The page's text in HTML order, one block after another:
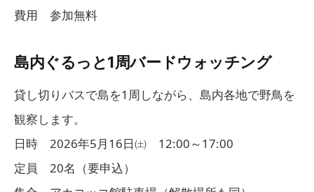
費用 参加無料
島内ぐるっと1周バードウォッチング
貸し切りバスで島を1周しながら、島内各地で野鳥を
観察します。
日時 2026年5月16日㈯ 12:00～17:00
定員 20名（要申込）